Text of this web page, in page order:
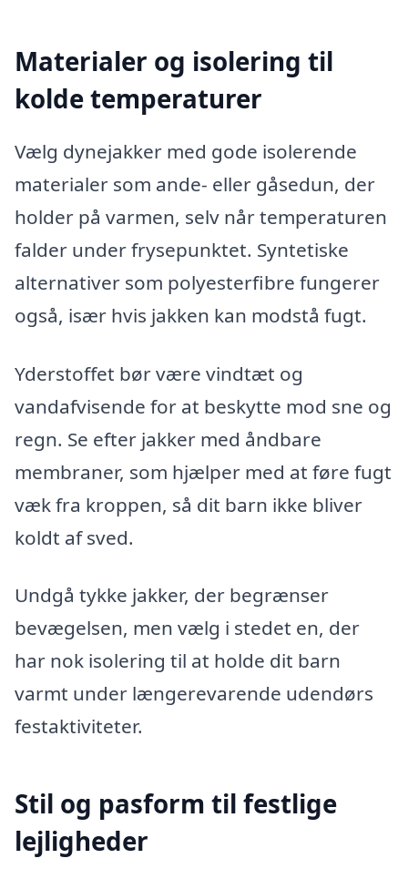
Materialer og isolering til
kolde temperaturer
Vælg dynejakker med gode isolerende
materialer som ande- eller gåsedun, der
holder på varmen, selv når temperaturen
falder under frysepunktet. Syntetiske
alternativer som polyesterfibre fungerer
også, især hvis jakken kan modstå fugt.
Yderstoffet bør være vindtæt og
vandafvisende for at beskytte mod sne og
regn. Se efter jakker med åndbare
membraner, som hjælper med at føre fugt
væk fra kroppen, så dit barn ikke bliver
koldt af sved.
Undgå tykke jakker, der begrænser
bevægelsen, men vælg i stedet en, der
har nok isolering til at holde dit barn
varmt under længerevarende udendørs
festaktiviteter.
Stil og pasform til festlige
lejligheder